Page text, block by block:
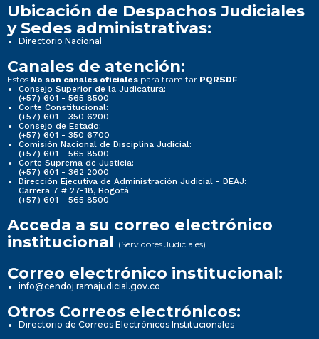
Ubicación de Despachos Judiciales
y Sedes administrativas:
Directorio Nacional
Canales de atención:
Estos No son canales oficiales para tramitar PQRSDF
Consejo Superior de la Judicatura:
(+57) 601 - 565 8500
Corte Constitucional:
(+57) 601 - 350 6200
Consejo de Estado:
(+57) 601 - 350 6700
Comisión Nacional de Disciplina Judicial:
(+57) 601 - 565 8500
Corte Suprema de Justicia:
(+57) 601 - 362 2000
Dirección Ejecutiva de Administración Judicial - DEAJ:
Carrera 7 # 27-18, Bogotá
(+57) 601 - 565 8500
Acceda a su correo electrónico
institucional (Servidores Judiciales)
Correo electrónico institucional:
info@cendoj.ramajudicial.gov.co
Otros Correos electrónicos:
Directorio de Correos Electrónicos Institucionales